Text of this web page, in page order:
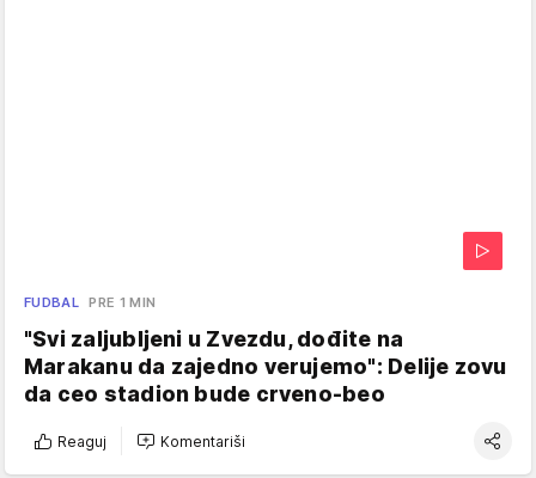
FUDBAL PRE 1 MIN
"Svi zaljubljeni u Zvezdu, dođite na
Marakanu da zajedno verujemo": Delije zovu
da ceo stadion bude crveno-beo
Reaguj Komentariši